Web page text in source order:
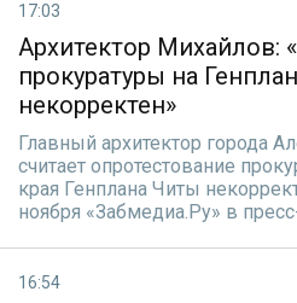
17:03
Архитектор Михайлов:
прокуратуры на
некорректен»
Главный архитектор города
считает опротестование
края Генплана Читы
ноября «Забмедиа.Ру» в
16:54